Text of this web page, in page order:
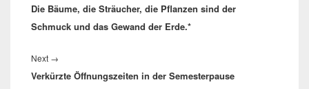
post:
Die Bäume, die Sträucher, die Pflanzen sind der
Schmuck und das Gewand der Erde.*
Next →
post:
Verkürzte Öffnungszeiten in der Semesterpause